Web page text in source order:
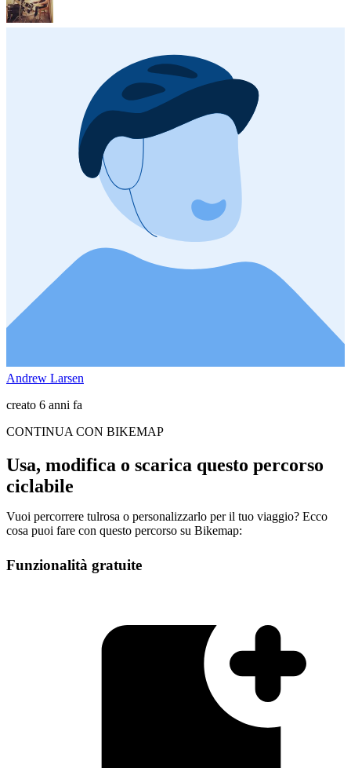
Andrew Larsen
creato 6 anni fa
CONTINUA CON BIKEMAP
Usa, modifica o scarica questo percorso
ciclabile
Vuoi percorrere tulrosa o personalizzarlo per il tuo viaggio? Ecco
cosa puoi fare con questo percorso su Bikemap:
Funzionalità gratuite